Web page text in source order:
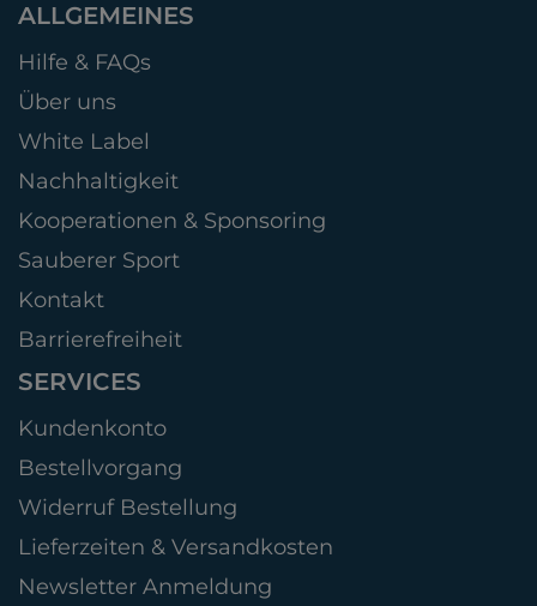
ALLGEMEINES
Hilfe & FAQs
Über uns
White Label
Nachhaltigkeit
Kooperationen & Sponsoring
Sauberer Sport
Kontakt
Barrierefreiheit
SERVICES
Kundenkonto
Bestellvorgang
Widerruf Bestellung
Lieferzeiten & Versandkosten
Newsletter Anmeldung